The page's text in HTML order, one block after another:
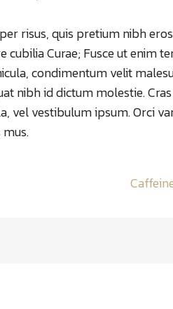
risus, quis pretium nibh
Curae; Fusce ut enim
condimentum velit
nibh id dictum molestie.
vel vestibulum ipsum. Orci